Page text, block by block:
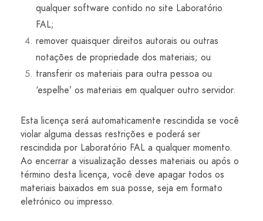
qualquer software contido no site Laboratório
FAL;
remover quaisquer direitos autorais ou outras
notações de propriedade dos materiais; ou
transferir os materiais para outra pessoa ou
‘espelhe’ os materiais em qualquer outro servidor.
Esta licença será automaticamente rescindida se você
violar alguma dessas restrições e poderá ser
rescindida por Laboratório FAL a qualquer momento.
Ao encerrar a visualização desses materiais ou após o
término desta licença, você deve apagar todos os
materiais baixados em sua posse, seja em formato
eletrónico ou impresso.